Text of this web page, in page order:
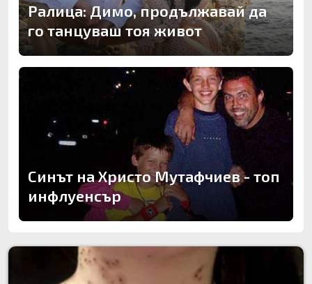
Ралица: Димо, продължавай да
го танцуваш тоя живот
Синът на Христо Мутафчиев - топ
инфлуенсър